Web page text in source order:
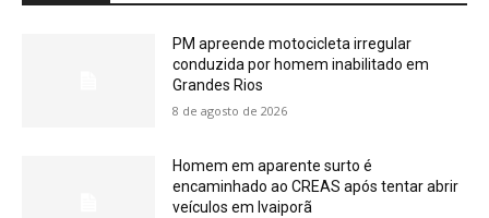
PM apreende motocicleta irregular
conduzida por homem inabilitado em
Grandes Rios
8 de agosto de 2026
Homem em aparente surto é
encaminhado ao CREAS após tentar abrir
veículos em Ivaiporã